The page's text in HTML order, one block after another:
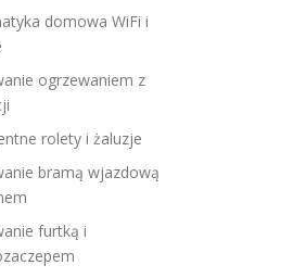
domowa WiFi i
ogrzewaniem z
rolety i żaluzje
bramą wjazdową
furtką i